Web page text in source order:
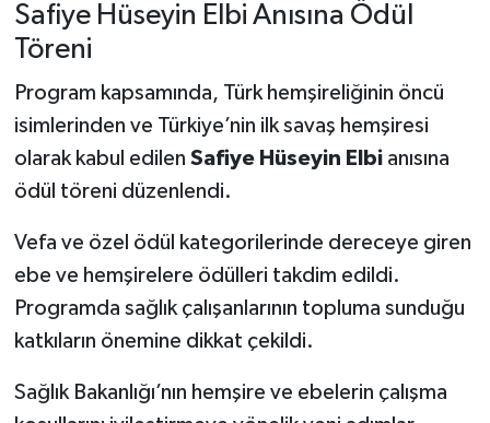
Safiye Hüseyin Elbi Anısına Ödül
Töreni
Program kapsamında, Türk hemşireliğinin öncü
isimlerinden ve Türkiye’nin ilk savaş hemşiresi
olarak kabul edilen Safiye Hüseyin Elbianısına
ödül töreni düzenlendi.
Vefa ve özel ödül kategorilerinde dereceye giren
ebe ve hemşirelere ödülleri takdim edildi.
Programda sağlık çalışanlarının topluma sunduğu
katkıların önemine dikkat çekildi.
Sağlık Bakanlığı’nın hemşire ve ebelerin çalışma